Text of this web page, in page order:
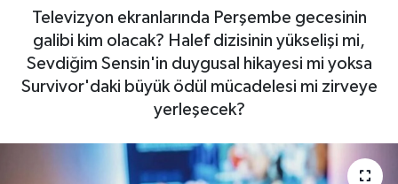
Televizyon ekranlarında Perşembe gecesinin
galibi kim olacak? Halef dizisinin yükselişi mi,
Sevdiğim Sensin'in duygusal hikayesi mi yoksa
Survivor'daki büyük ödül mücadelesi mi zirveye
yerleşecek?